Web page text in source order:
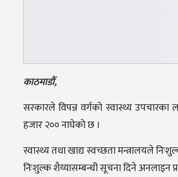
काठमाडौँ,
सरकारले विपन्न वर्गको स्वास्थ्य
हजार २०० नाघेको छ ।
स्वास्थ्य तथा खाद्य स्वच्छता मन्त्रालयले
निःशुल्क शैय्यासम्बन्धी सूचना दिने अनलाइन